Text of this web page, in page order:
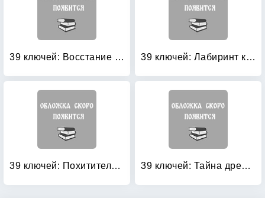
39 ключей: Восстание Весперов. Книга 11 39 ключей: Лабиринт костей
39 ключей: Похититель мечей 39 ключей: Тайна древней гробницы